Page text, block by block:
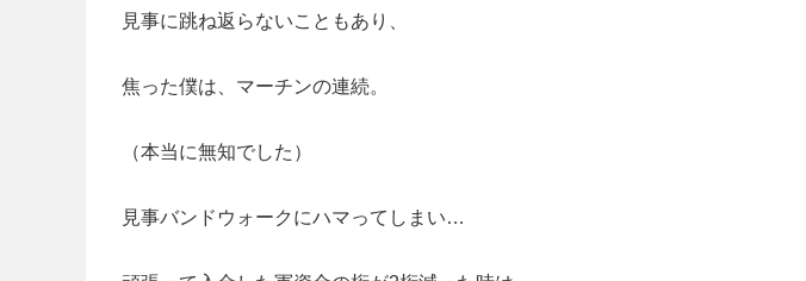
見事に跳ね返らないこともあり、
焦った僕は、マーチンの連続。
（本当に無知でした）
見事バンドウォークにハマってしまい…